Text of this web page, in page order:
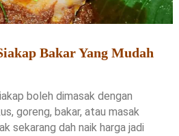
Bakar Yang Mudah
boleh dimasak dengan
goreng, bakar, atau masak
sekarang dah naik harga jadi